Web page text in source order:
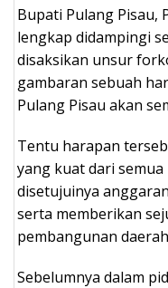
Bupati Pulang Pisau,
lengkap didampingi
disaksikan unsur
gambaran sebuah
Pulang Pisau akan
Tentu harapan
yang kuat dari
disetujuinya
serta memberikan
pembangunan
Sebelumnya dalam